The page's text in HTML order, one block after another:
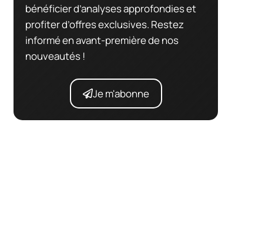
bénéficier d’analyses approfondies et
profiter d’offres exclusives. Restez
informé en avant-première de nos
nouveautés !
Je m'abonne